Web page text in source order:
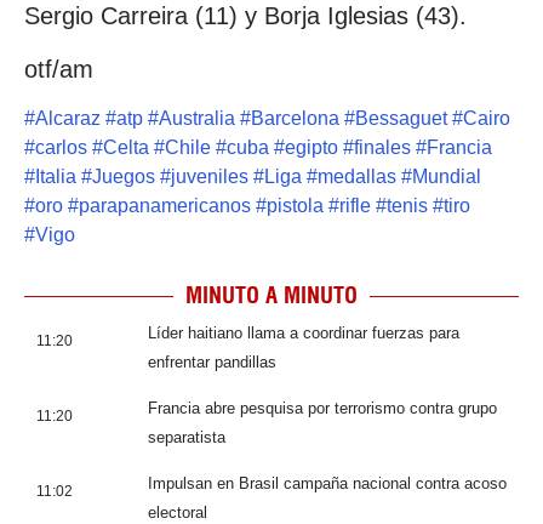
Sergio Carreira (11) y Borja Iglesias (43).
otf/am
#Alcaraz #atp #Australia #Barcelona #Bessaguet#Cairo
#carlos #Celta #Chile #cuba #egipto #finales #Francia
# Italia #Juegos #juveniles #Liga #medallas #Mundial
#oro #parapanamericanos #pistola #rifle #tenis #tiro
#Vigo
MINUTO A MINUTO
11:20
Líder haitiano llama a coordinar fuerzas para
enfrentar pandillas
11:20
Francia abre pesquisa por terrorismo contra grupo
separatista
11:02
Impulsan en Brasil campaña nacional contra acoso
electoral